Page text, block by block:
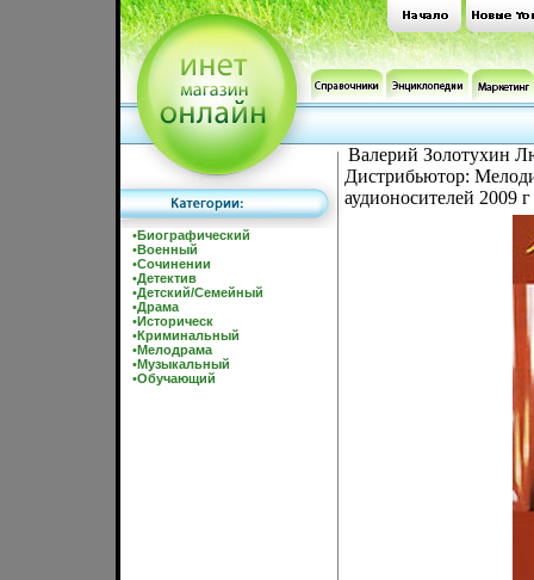
•Биографический
•Военный
•Сочинении
•Детектив
•Детский/Семейный
•Драма
•Историческ
•Криминальный
•Мелодрама
•Музыкальный
•Обучающий
Валерий Золотухин
Дистрибьютор:
аудионосителей 2009